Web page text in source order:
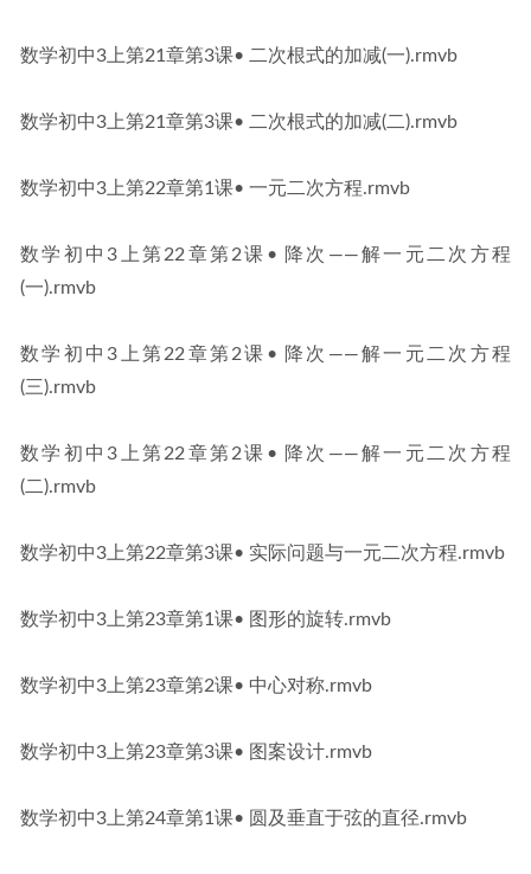
数学初中3上第21章第3课• 二次根式的加减(一).rmvb
数学初中3上第21章第3课• 二次根式的加减(二).rmvb
数学初中3上第22章第1课• 一元二次方程.rmvb
数学初中3上第22章第2课• 降次——解一元二次方程
(一).rmvb
数学初中3上第22章第2课• 降次——解一元二次方程
(三).rmvb
数学初中3上第22章第2课• 降次——解一元二次方程
(二).rmvb
数学初中3上第22章第3课• 实际问题与一元二次方程.rmvb
数学初中3上第23章第1课• 图形的旋转.rmvb
数学初中3上第23章第2课• 中心对称.rmvb
数学初中3上第23章第3课• 图案设计.rmvb
数学初中3上第24章第1课• 圆及垂直于弦的直径.rmvb